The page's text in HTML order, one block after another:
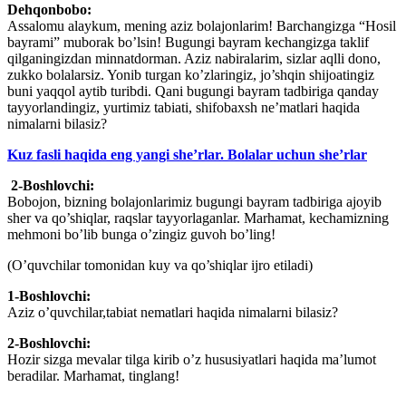
Dehqonbobo:
Assalomu alaykum, mening aziz bolajonlarim! Barchangizga “Hosil
bayrami” muborak bo’lsin! Bugungi bayram kechangizga taklif
qilganingizdan minnatdorman. Aziz nabiralarim, sizlar aqlli dono,
zukko bolalarsiz. Yonib turgan ko’zlaringiz, jo’shqin shijoatingiz
buni yaqqol aytib turibdi. Qani bugungi bayram tadbiriga qanday
tayyorlandingiz, yurtimiz tabiati, shifobaxsh ne’matlari haqida
nimalarni bilasiz?
Kuz fasli haqida eng yangi she’rlar. Bolalar uchun she’rlar
2-Boshlovchi:
Bobojon, bizning bolajonlarimiz bugungi bayram tadbiriga ajoyib
sher va qo’shiqlar, raqslar tayyorlaganlar. Marhamat, kechamizning
mehmoni bo’lib bunga o’zingiz guvoh bo’ling!
(O’quvchilar tomonidan kuy va qo’shiqlar ijro etiladi)
1-Boshlovchi:
Aziz o’quvchilar,tabiat nematlari haqida nimalarni bilasiz?
2-Boshlovchi:
Hozir sizga mevalar tilga kirib o’z hususiyatlari haqida ma’lumot
beradilar. Marhamat, tinglang!